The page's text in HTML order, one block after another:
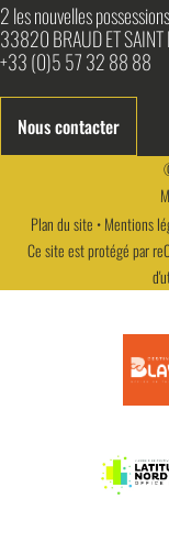
2 les nouvelles possessions
33820 BRAUD ET SAINT
+33 (0)5 57 32 88 88
Nous contacter
Plan du site •Mentions
Ce site est protégé par